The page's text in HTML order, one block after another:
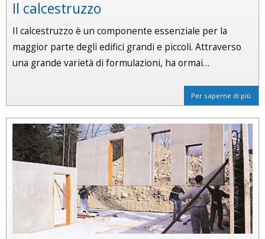
Il calcestruzzo
Il calcestruzzo è un componente essenziale per la
maggior parte degli edifici grandi e piccoli. Attraverso
una grande varietà di formulazioni, ha ormai…
Per saperne di più